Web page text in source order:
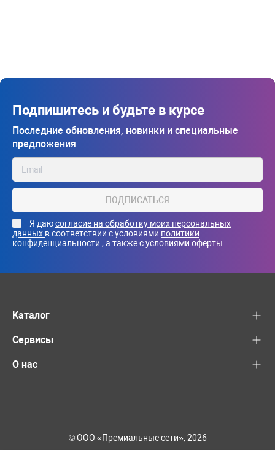
Подпишитесь и будьте в курсе
Последние обновления, новинки и специальные
предложения
ПОДПИСАТЬСЯ
Я даюсогласие на обработку моих персональных
данных в соответствии с условиями политики
конфиденциальности , а также сусловиями оферты
Каталог
Сервисы
О нас
© ООО «Премиальные сети», 2026